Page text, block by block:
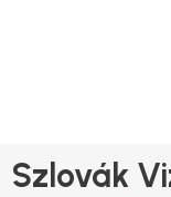
Szlovák